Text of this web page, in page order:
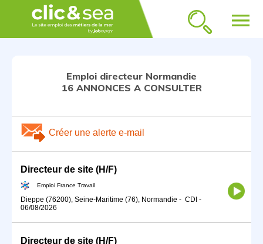
menu
Emploi directeur Normandie
16 ANNONCES A CONSULTER
Créer une alerte e-mail
Directeur de site (H/F)
Emploi France Travail
Dieppe (76200), Seine-Maritime (76), Normandie - CDI -
06/08/2026
Directeur de site (H/F)